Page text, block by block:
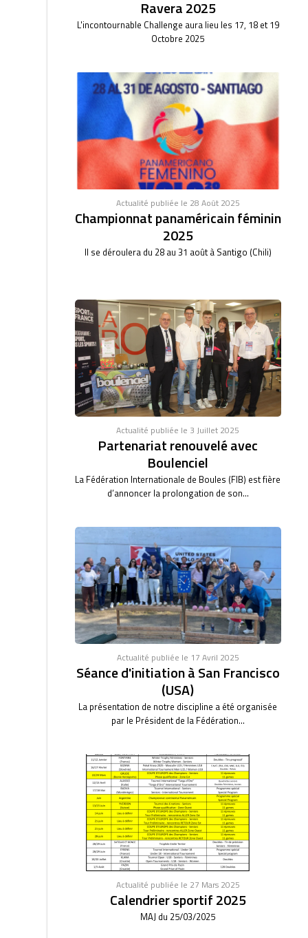
Ravera 2025
L'incontournable Challenge aura lieu les 17, 18 et 19
Octobre 2025
Actualité publiée le 28 Août 2025
Championnat panaméricain féminin
2025
Il se déroulera du 28 au 31 août à Santigo (Chili)
Actualité publiée le 3 Juillet 2025
Partenariat renouvelé avec
Boulenciel
La Fédération Internationale de Boules (FIB) est fière
d’annoncer la prolongation de son...
Actualité publiée le 17 Avril 2025
Séance d'initiation à San Francisco
(USA)
La présentation de notre discipline a été organisée
par le Président de la Fédération...
Actualité publiée le 27 Mars 2025
Calendrier sportif 2025
MAJ du 25/03/2025